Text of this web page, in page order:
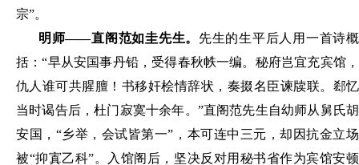
宗”。
明师——直阁范如圭先生。 先生的生平后人用一首诗概
括：“早从安国事丹铅，受得春秋帙一编。秘府岂宜充宾馆 ，
仇人谁可共腥膻！书移奸桧情辞状 ， 奏掇名臣谏牍联。郄忆
当时谒告后，杜门寂寞十余年。 ”直阁范先生自幼师从舅氏胡
安国，“乡举，会试皆第一”，本可连中三元，却因抗金立场
被“抑寘乙科”。入馆阁后，坚决反对用秘书省作为宾馆安顿